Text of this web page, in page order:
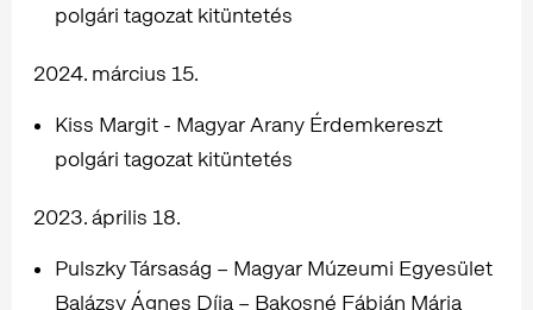
polgári tagozat kitüntetés
2024. március 15.
Kiss Margit - Magyar Arany Érdemkereszt
polgári tagozat kitüntetés
2023. április 18.
Pulszky Társaság – Magyar Múzeumi Egyesület
Balázsy Ágnes Díja – Bakosné Fábián Mária